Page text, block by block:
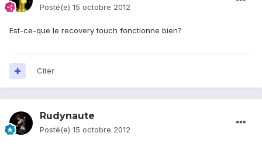
Posté(e) 15 octobre 2012
Est-ce-que le recovery touch fonctionne bien?
Citer
Rudynaute
Posté(e) 15 octobre 2012